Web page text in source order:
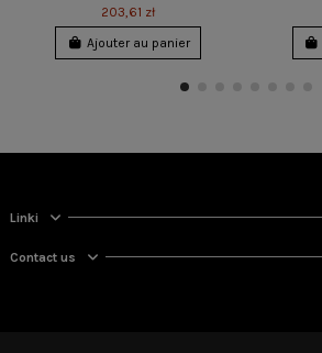
203,61 zł
Ajouter au panier
Linki
Contact us